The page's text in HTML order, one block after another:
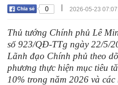
0 | 2026-05-23
Thủ tướng Chính phủ Lê
số 923/QĐ-TTg ngày 22/5/
Lãnh đạo Chính phủ theo
phương thực hiện mục tiêu
10% trong năm 2026 và các